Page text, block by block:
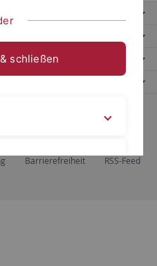
Tübingen
Barrierefreiheit RSS-Feed
schließen